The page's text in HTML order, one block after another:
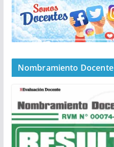
Nombramiento Docente